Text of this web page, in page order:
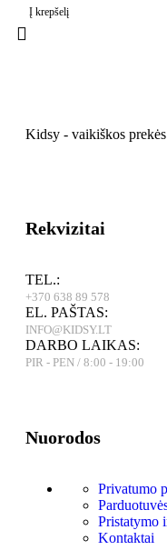
Į krepšelį
Kidsy - vaikiškos
Rekvizitai
TEL.:
+370 638 89 578
EL. PAŠTAS:
INFO@KIDSY.LT
DARBO LAIKAS:
PIR - PEN / 8:00 - 19:00
Nuorodos
Privatumo
Pristatymo
Kontaktai